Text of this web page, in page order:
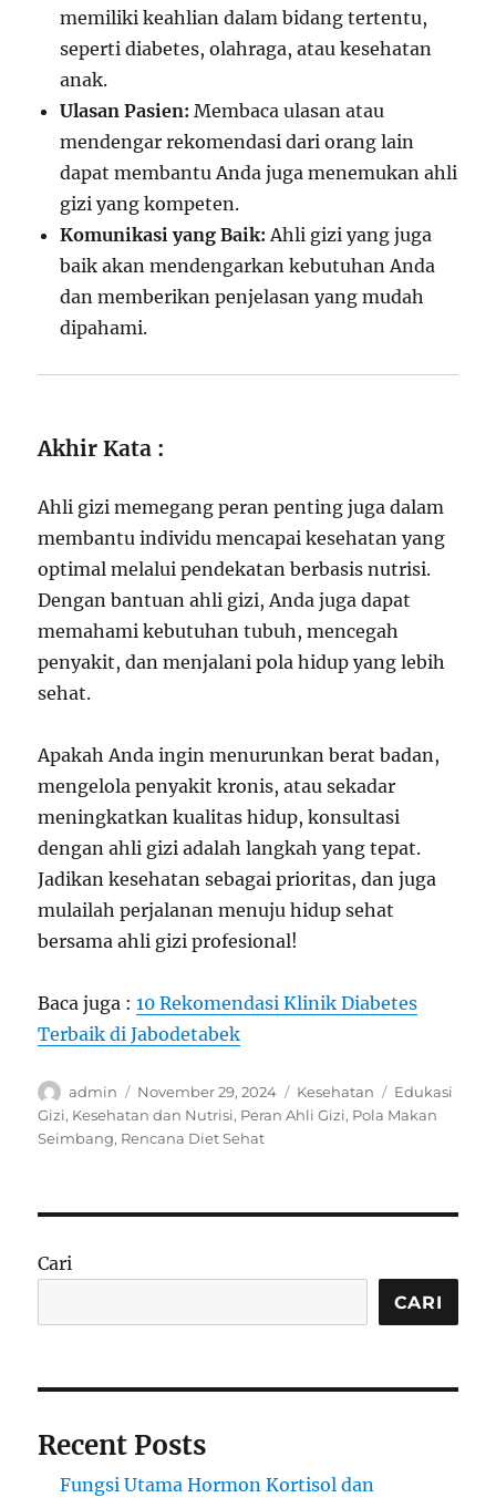
memiliki keahlian dalam bidang tertentu,
seperti diabetes, olahraga, atau kesehatan
anak.
Ulasan Pasien: Membaca ulasan atau
mendengar rekomendasi dari orang lain
dapat membantu Anda juga menemukan ahli
gizi yang kompeten.
Komunikasi yang Baik: Ahli gizi yang juga
baik akan mendengarkan kebutuhan Anda
dan memberikan penjelasan yang mudah
dipahami.
Akhir Kata :
Ahli gizi memegang peran penting juga dalam
membantu individu mencapai kesehatan yang
optimal melalui pendekatan berbasis nutrisi.
Dengan bantuan ahli gizi, Anda juga dapat
memahami kebutuhan tubuh, mencegah
penyakit, dan menjalani pola hidup yang lebih
sehat.
Apakah Anda ingin menurunkan berat badan,
mengelola penyakit kronis, atau sekadar
meningkatkan kualitas hidup, konsultasi
dengan ahli gizi adalah langkah yang tepat.
Jadikan kesehatan sebagai prioritas, dan juga
mulailah perjalanan menuju hidup sehat
bersama ahli gizi profesional!
Baca juga :10 Rekomendasi Klinik Diabetes
Terbaik di Jabodetabek
Author
admin
Posted
on
November 29, 2024 Categories
Kesehatan Tags
Edukasi
Gizi, Kesehatan dan Nutrisi, Peran Ahli Gizi, Pola Makan
Seimbang, Rencana Diet Sehat
Cari
CARI
Recent Posts
Fungsi Utama Hormon Kortisol dan